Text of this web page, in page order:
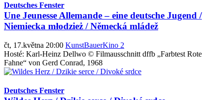
Deutsches Fenster
Une Jeunesse Allemande – eine deutsche Jugend /
Niemiecka młodzież / Německá mládež
čt, 17.května 20:00 KunstBauerKino 2
Hosté: Karl-Heinz Dellwo © Filmausschnitt dffb „Farbtest Rote
Fahne“ von Gerd Conrad, 1968
Deutsches Fenster